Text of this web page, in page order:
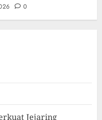
0
Jejaring